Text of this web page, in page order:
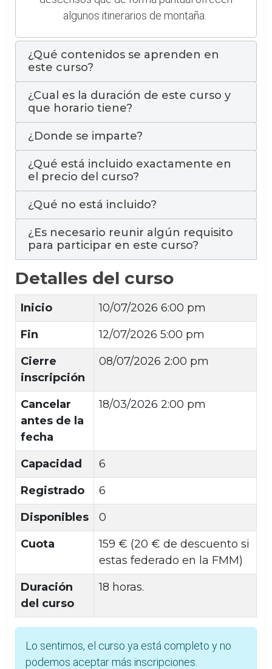
algunos itinerarios de montaña.
¿Qué contenidos se aprenden en
este curso?
¿Cual es la duración de este curso y
que horario tiene?
¿Donde se imparte?
¿Qué está incluido exactamente en
el precio del curso?
¿Qué no está incluido?
¿Es necesario reunir algún requisito
para participar en este curso?
Detalles del curso
Inicio
10/07/2026 6:00 pm
Fin
12/07/2026 5:00 pm
Cierre
inscripción
08/07/2026 2:00 pm
Cancelar
antes de la
fecha
18/03/2026 2:00 pm
Capacidad
6
Registrado
6
Disponibles
0
Cuota
159 € (20 € de descuento si
estas federado en la FMM)
Duración
del curso
18 horas.
Lo sentimos, el curso ya está completo y no
podemos aceptar más inscripciones.